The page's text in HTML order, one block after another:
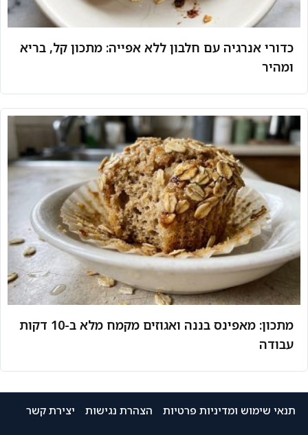
כדורי אנרגיה עם חלבון ללא אפייה: מתכון קל, בריא
ומהיר
מתכון: מאפינס בננה ואגוזים מקמח מלא ב-10 דקות
עבודה
תנאי שימוש ומדיניות פרטיות הצהרת נגישות יצירת קשר